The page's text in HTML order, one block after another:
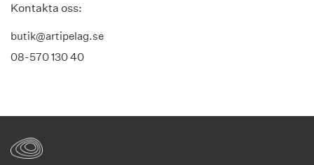
Kontakta oss:
butik@artipelag.se
08-570 130 40